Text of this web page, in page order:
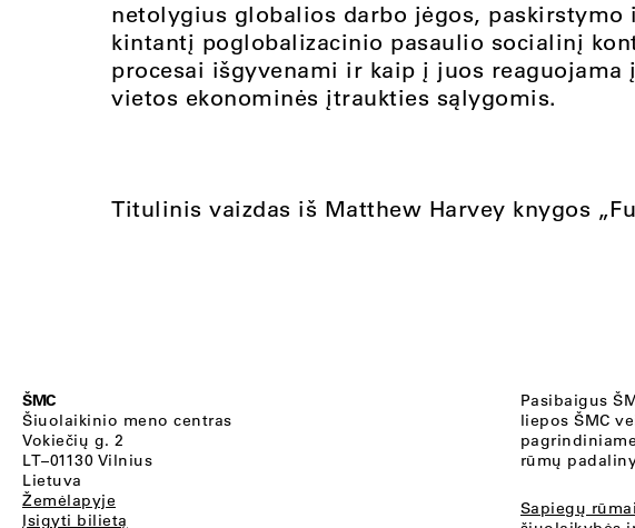
netolygius globalios darbo jėgos,
kintantį poglobalizacinio pasaulio socialinį
procesai išgyvenami ir kaip į juos
vietos ekonominės įtraukties sąlygomis.
Titulinis vaizdas iš Matthew Harvey knygos
ŠMC
Šiuolaikinio meno centras
Vokiečių g. 2
LT–01130 Vilnius
Lietuva
Žemėlapyje
Įsigyti bilietą
Pasibaigus
liepos ŠMC
rūmų
Sapiegų rūmai